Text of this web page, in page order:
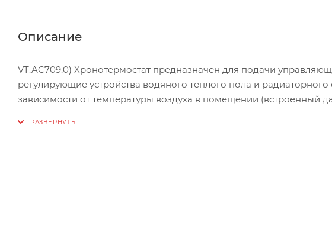
Описание
VT.AC709.0) Хронотермостат предназначен для подачи
регулирующие устройства водяного теплого пола и
зависимости от температуры воздуха в помещении (встроенный